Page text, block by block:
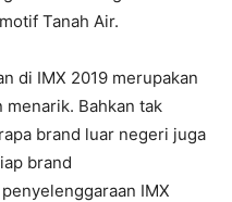
Tanah Air.
di IMX 2019 merupakan
Bahkan tak
brand luar negeri juga
brand
IMX